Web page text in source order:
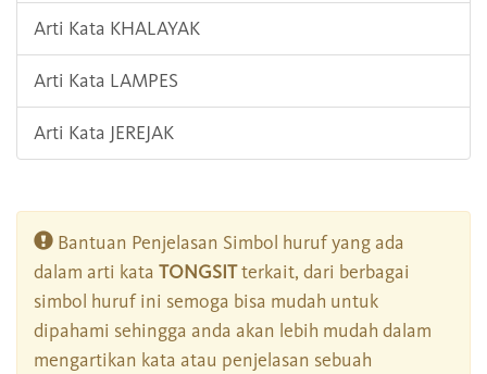
Arti Kata KHALAYAK
Arti Kata LAMPES
Arti Kata JEREJAK
Bantuan Penjelasan Simbol huruf yang ada
dalam arti kata TONGSITterkait, dari berbagai
simbol huruf ini semoga bisa mudah untuk
dipahami sehingga anda akan lebih mudah dalam
mengartikan kata atau penjelasan sebuah